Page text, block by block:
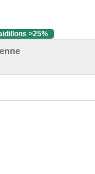
>25%